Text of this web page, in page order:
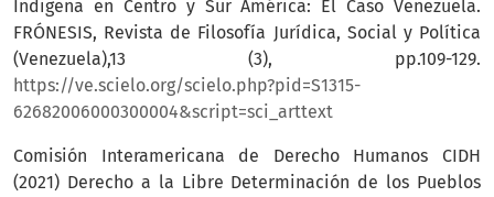
Indigena en Centro y Sur América: El Caso Venezuela.
FRÓNESIS, Revista de Filosofía Jurídica, Social y Política
(Venezuela),13 (3), pp.109-129.
https://ve.scielo.org/scielo.php?pid=S1315-
62682006000300004&script=sci_arttext
Comisión Interamericana de Derecho Humanos CIDH
(2021) Derecho a la Libre Determinación de los Pueblos